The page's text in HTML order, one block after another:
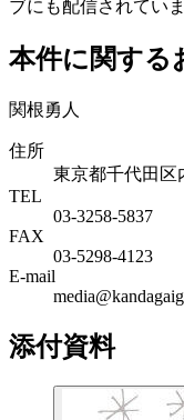
ブにも配信されていま
本件に関する
関根勇人
住所
東京都千代田区
TEL
03-3258-5837
FAX
03-5298-4123
E-mail
添付資料